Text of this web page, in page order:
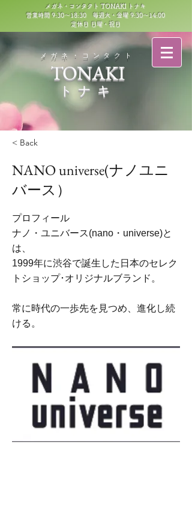
​メガネ・コンタクト
TONAKI
トナキ
メガネ・コンタクト TONAKI トナキ
営業時間 9:30～18:30 毎週火・金曜 9:30～14:00
定休日 日曜・祝日
< Back
NANO universe(ナノユニ
バース）
プロフィール
ナノ・ユニバース(nano・universe)と
は、
1999年に渋谷で誕生した日本のセレク
トショップ･オリジナルブランド。
常に時代の一歩先を見つめ、進化し続
ける。